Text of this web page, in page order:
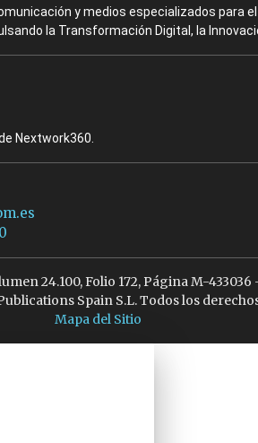
y medios especializados
la Transformación Digital, la
Nextwork360.
24.100, Folio 172, Página M-
Spain S.L. Todos los
Mapa del Sitio